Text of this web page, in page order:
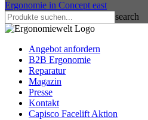
Ergonomie in Concept east
search
Angebot anfordern
B2B Ergonomie
Reparatur
Magazin
Presse
Kontakt
Capisco Facelift Aktion